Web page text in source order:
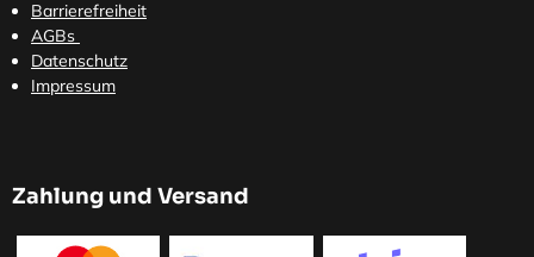
Barrierefreiheit
AGBs
Datenschutz
Impressum
Zahlung und Versand